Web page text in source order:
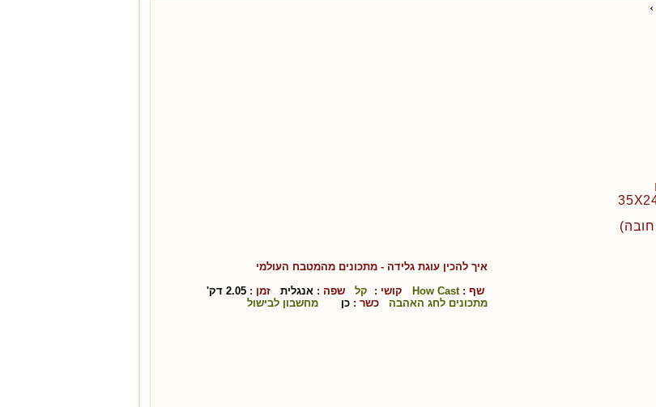
›
איך להכין עוגת גלידה - מתכונים מהמטבח העולמי
שף :How Cast קושי : קל שפה : אנגלית זמן : 2.05 דק'
מתכונים לחג האהבה
כשר : כן מחשבון לבישול